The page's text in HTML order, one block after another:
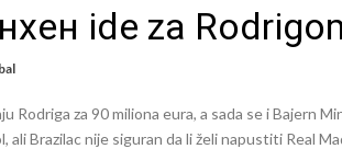
ide za
Rodriga za 90 miliona eura, a sada se i Bajern
ali Brazilac nije siguran da li želi napustiti Real